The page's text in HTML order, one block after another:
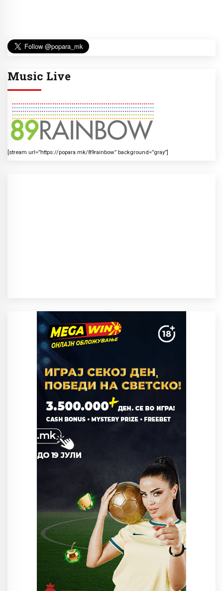
Music Live
[stream url=”https://popara.mk/89rainbow” background=”gray”]